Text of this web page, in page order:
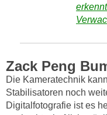
Zack Peng
Die Kameratechnik
Stabilisatoren noch
Digitalfotografie ist es